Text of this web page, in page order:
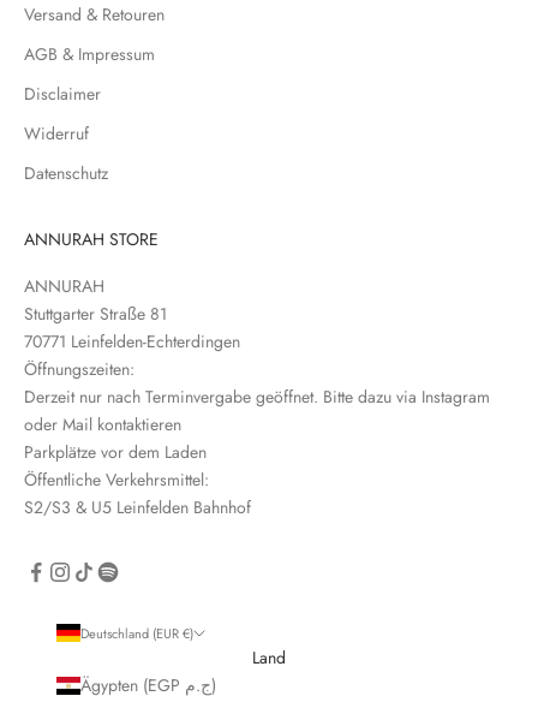
Versand & Retouren
AGB & Impressum
Disclaimer
Widerruf
Datenschutz
ANNURAH STORE
ANNURAH
Stuttgarter Straße 81
70771 Leinfelden-Echterdingen
Öffnungszeiten:
Derzeit nur nach Terminvergabe geöffnet. Bitte dazu via Instagram
oder Mail kontaktieren
Parkplätze vor dem Laden
Öffentliche Verkehrsmittel:
S2/S3 & U5 Leinfelden Bahnhof
Deutschland (EUR €)
Land
Ägypten (EGP ج.م)